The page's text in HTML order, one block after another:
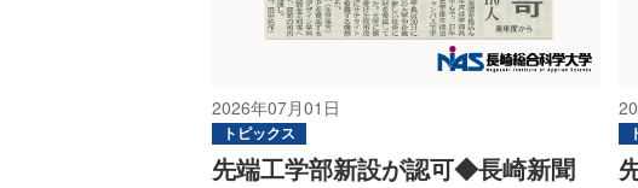
2026年07月01日
トピックス
先端工学部新設が認可◆長崎新聞